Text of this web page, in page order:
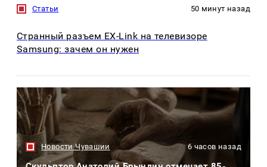
Статьи 50 минут назад
Странный разъем EX-Link на телевизоре
Samsung: зачем он нужен
Новости Чувашии 6 часов назад